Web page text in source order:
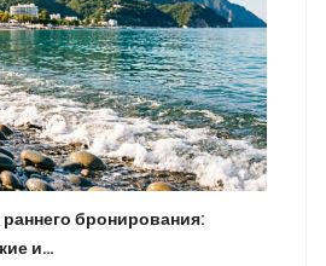
бронирования:
и…